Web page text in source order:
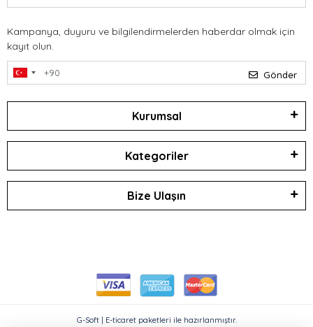
Kampanya, duyuru ve bilgilendirmelerden haberdar olmak için
kayıt olun.
Gönder
Kurumsal
Kategoriler
Bize Ulaşın
G-Soft | E-ticaret paketleri ile hazırlanmıştır.